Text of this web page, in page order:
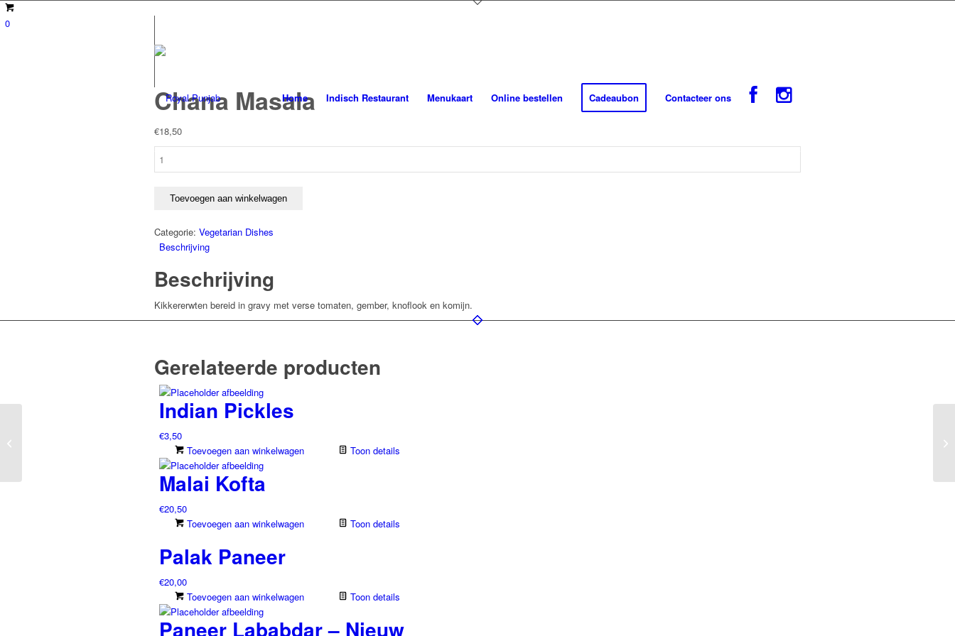
0
Home Indisch Restaurant Menukaart Online bestellen Cadeaubon Contacteer ons
Chana Masala
€18,50
Toevoegen aan winkelwagen
Categorie: Vegetarian Dishes
Beschrijving
Beschrijving
Kikkererwten bereid in gravy met verse tomaten, gember, knoflook en komijn.
Gerelateerde producten
Indian Pickles
€3,50
Toevoegen aan winkelwagen
Toon details
Malai Kofta
€20,50
Toevoegen aan winkelwagen
Toon details
Palak Paneer
€20,00
Toevoegen aan winkelwagen
Toon details
Paneer Lababdar – Nieuw